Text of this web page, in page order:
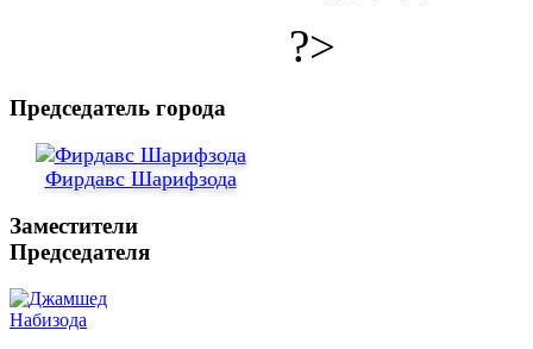
?>
Председатель города
Фирдавс Шарифзода
Заместители
Председателя